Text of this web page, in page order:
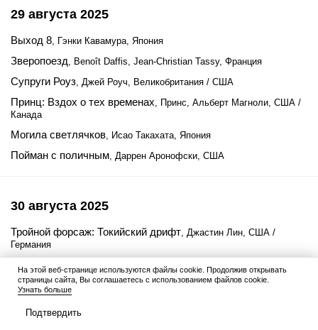
29 августа 2025
Выход 8, Гэнки Кавамура, Япония
Зверопоезд, Benoît Daffis, Jean-Christian Tassy, Франция
Супруги Роуз, Джей Роуч, Великобритания / США
Принц: Вздох о тех временах, Принс, Альберт Магноли, США /
Канада
Могила светлячков, Исао Такахата, Япония
Пойман с поличным, Даррен Аронофски, США
30 августа 2025
Тройной форсаж: Токийский дрифт, Джастин Лин, США /
Германия
André Rieu's 2025 Maastricht Concert: Waltz the Night Away!
Мишель Фиццано, Андре Рьё, Нидерланды
На этой веб-странице используются файлы cookie. Продолжив открывать
страницы сайта, Вы соглашаетесь с использованием файлов cookie.
Узнать больше
Подтвердить